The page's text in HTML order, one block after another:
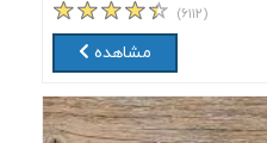
(۶۱۱۲)
مشاهده